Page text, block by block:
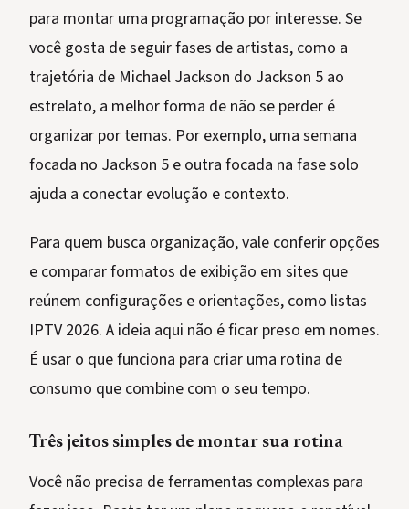
para montar uma programação por interesse. Se
você gosta de seguir fases de artistas, como a
trajetória de Michael Jackson do Jackson 5 ao
estrelato, a melhor forma de não se perder é
organizar por temas. Por exemplo, uma semana
focada no Jackson 5 e outra focada na fase solo
ajuda a conectar evolução e contexto.
Para quem busca organização, vale conferir opções
e comparar formatos de exibição em sites que
reúnem configurações e orientações, como listas
IPTV 2026. A ideia aqui não é ficar preso em nomes.
É usar o que funciona para criar uma rotina de
consumo que combine com o seu tempo.
Três jeitos simples de montar sua rotina
Você não precisa de ferramentas complexas para